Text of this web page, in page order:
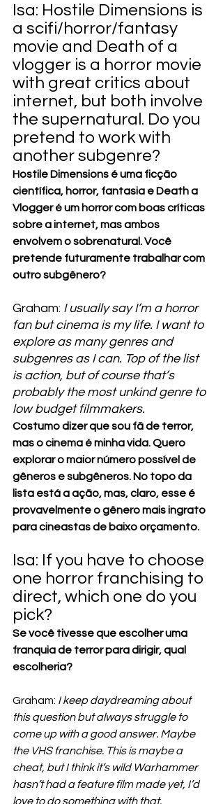
Isa: Hostile Dimensions is
a scifi/horror/fantasy
movie and Death of a
vlogger is a horror movie
with great critics about
internet, but both involve
the supernatural. Do you
pretend to work with
another subgenre?
Hostile Dimensions é uma ficção
científica, horror, fantasia e Death a
Vlogger é um horror com boas críticas
sobre a internet, mas ambos
envolvem o sobrenatural. Você
pretende futuramente trabalhar com
outro subgênero?
Graham: I usually say I’m a horror
fan but cinema is my life. I want to
explore as many genres and
subgenres as I can. Top of the list
is action, but of course that’s
probably the most unkind genre to
low budget filmmakers.
Costumo dizer que sou fã de terror,
mas o cinema é minha vida. Quero
explorar o maior número possível de
gêneros e subgêneros. No topo da
lista está a ação, mas, claro, esse é
provavelmente o gênero mais ingrato
para cineastas de baixo orçamento.
Isa: If you have to choose
one horror franchising to
direct, which one do you
pick?
Se você tivesse que escolher uma
franquia de terror para dirigir, qual
escolheria?
Graham: I keep daydreaming about
this question but always struggle to
come up with a good answer. Maybe
the VHS franchise. This is maybe a
cheat, but I think it’s wild Warhammer
hasn’t had a feature film made yet, I’d
love to do something with that.